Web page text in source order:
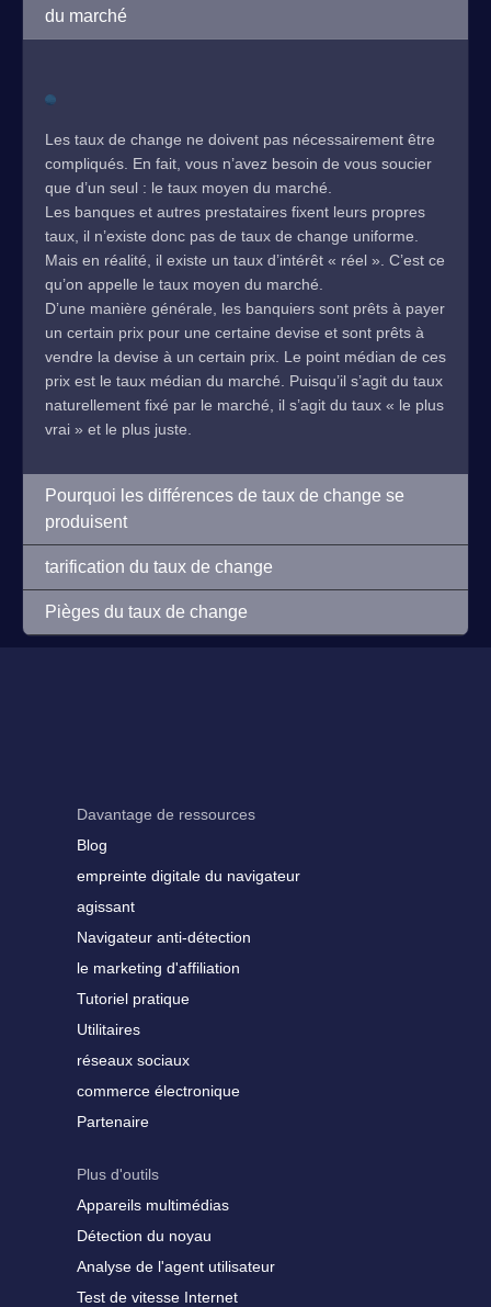
du marché
Les taux de change ne doivent pas nécessairement être
compliqués. En fait, vous n’avez besoin de vous soucier
que d’un seul : le taux moyen du marché.
Les banques et autres prestataires fixent leurs propres
taux, il n’existe donc pas de taux de change uniforme.
Mais en réalité, il existe un taux d’intérêt « réel ». C’est ce
qu’on appelle le taux moyen du marché.
D’une manière générale, les banquiers sont prêts à payer
un certain prix pour une certaine devise et sont prêts à
vendre la devise à un certain prix. Le point médian de ces
prix est le taux médian du marché. Puisqu’il s’agit du taux
naturellement fixé par le marché, il s’agit du taux « le plus
vrai » et le plus juste.
Pourquoi les différences de taux de change se
produisent
tarification du taux de change
Pièges du taux de change
Davantage de ressources
Blog
empreinte digitale du navigateur
agissant
Navigateur anti-détection
le marketing d'affiliation
Tutoriel pratique
Utilitaires
réseaux sociaux
commerce électronique
Partenaire
Plus d'outils
Appareils multimédias
Détection du noyau
Analyse de l'agent utilisateur
Test de vitesse Internet